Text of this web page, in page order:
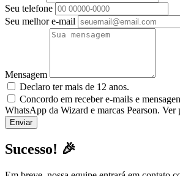
Seu telefone
Seu melhor e-mail
Mensagem
Declaro ter mais de 12 anos.
Concordo em receber e-mails e
WhatsApp da Wizard e marcas Pearson.
Sucesso! 🎉